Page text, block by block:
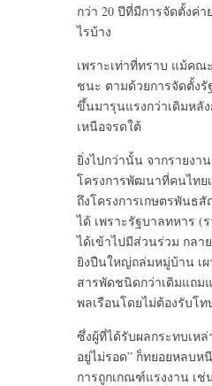
กว่า 20 ปีที่มีการจัดตั้งค่า
ไรบ้าง
เพราะเท่าที่ทราบ แม้คณ
ชนะ ตามด้วยการจัดตั้ง
ขึ้นมารุนแรงกว่าเดิมหลั
เหนือจรดใต้
ยิ่งไปกว่านั้น จากรายงา
โครงการพัฒนาที่คนไทย
ถึงโครงการเกษตรพันธสั
ได้ เพราะรัฐบาลทหาร (
ได้เข้าไปมีส่วนร่วม กลา
ยิงปืนใหญ่ถล่มหมู่บ้าน เ
สารพัดชนิดกว่าเดิมแถม
พลเรือนโดยไม่ต้องรับโ
ซึ่งผู้ที่ได้รับผลกระทบเห
อยู่ไม่รอด” ก็ทยอยหลบห
การถูกเกณฑ์แรงงาน เ